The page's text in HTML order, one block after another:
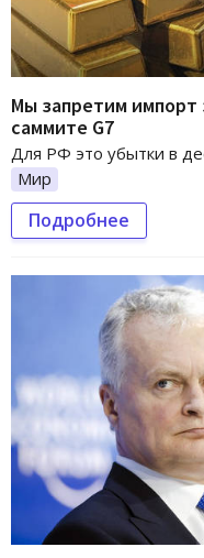
Мы запретим
саммите G7
Для РФ это убытки в
Мир
Подробнее